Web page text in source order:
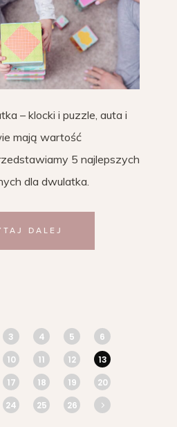
– klocki i puzzle, auta i
mają wartość
5 najlepszych
dla dwulatka.
DALEJ
3 4 5
6
10 11 12
13
17 18 19
20
24 25 26